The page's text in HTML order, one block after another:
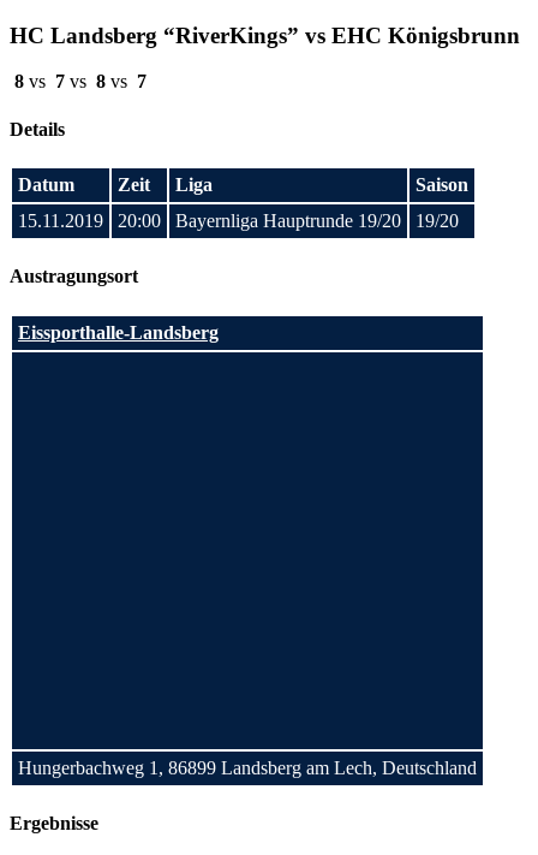
HC Landsberg “RiverKings” vs EHC Königsbrunn
8 vs 7 vs 8 vs 7
Details
Datum Zeit Liga
Saison
15.11.2019
20:00 Bayernliga Hauptrunde 19/20 19/20
Austragungsort
Eissporthalle-Landsberg
Hungerbachweg 1, 86899 Landsberg am Lech, Deutschland
Ergebnisse